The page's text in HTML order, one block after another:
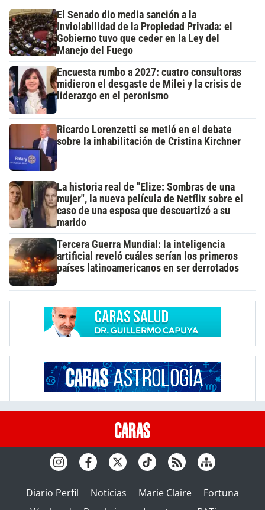
El Senado dio media sanción a la
Inviolabilidad de la Propiedad Privada: el
Gobierno tuvo que ceder en la Ley del
Manejo del Fuego
Encuesta rumbo a 2027: cuatro consultoras
midieron el desgaste de Milei y la crisis de
liderazgo en el peronismo
Ricardo Lorenzetti se metió en el debate
sobre la inhabilitación de Cristina Kirchner
La historia real de "Elize: Sombras de una
mujer", la nueva película de Netflix sobre el
caso de una esposa que descuartizó a su
marido
Tercera Guerra Mundial: la inteligencia
artificial reveló cuáles serían los primeros
países latinoamericanos en ser derrotados
Diario Perfil Noticias Marie Claire
Fortuna